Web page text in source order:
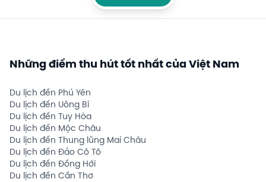
Những điểm thu hút tốt nhất của Việt Nam
Du lịch đến Phú Yên
Du lịch đến Uông Bí
Du lịch đến Tuy Hòa
Du lịch đến Mộc Châu
Du lịch đến Thung lũng Mai Châu
Du lịch đến Đảo Cô Tô
Du lịch đến Đồng Hới
Du lịch đến Cần Thơ